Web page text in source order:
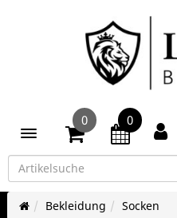
Toggle navigation
0 0
Bekleidung Socken